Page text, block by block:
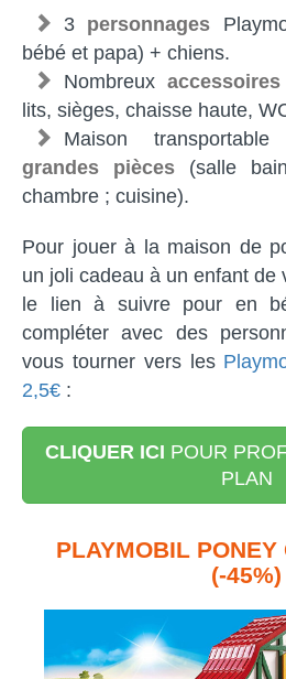
3 personnages
bébé et papa) + chiens.
Nombreuxaccessoires
lits, sièges, chaisse haute,
Maison
grandes pièces (salle
chambre ; cuisine).
Pour jouer à la maison de
un joli cadeau à un enfant de
le lien à suivre pour en
compléter avec des
vous tourner vers les
2,5€ :
CLIQUER ICI POUR
PLAN
PLAYMOBIL
(-45%)